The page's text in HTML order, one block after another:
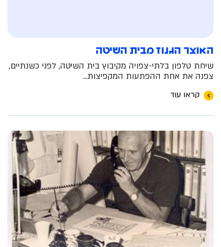
האוצר הגנוז מבית השיטה
שיחת טלפון בלתי-צפויה מקיבוץ בית השיטה, לפני כשנתיים,
צפנה את אחת ההפתעות המקפיצות...
קראו עוד